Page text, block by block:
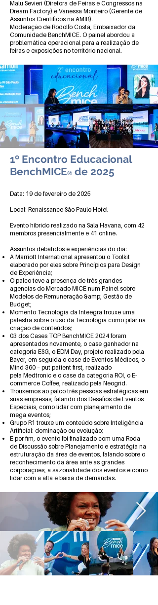
Malu Sevieri (Diretora de Feiras e Congressos na
Dream Factory) e Vanessa Monteiro (Gerente de
Assuntos Científicos na AMIB).
Moderação de Rodolfo Costa, Embaixador da
Comunidade BenchMICE. O painel abordou a
problemática operacional para a realização de
feiras e exposições no território nacional.
1º Encontro Educacional
BenchMICE® de 2025
Data: 19 de fevereiro de 2025
Local: Renaissance São Paulo Hotel
Evento híbrido realizado na Sala Havana, com 42
membros presencialmente e 41 online.
Assuntos debatidos e experiências do dia:
A Marriott International apresentou o Toolkit
elaborado por eles sobre Princípios para Design
de Experiência;
O palco teve a presença de três grandes
agencias do Mercado MICE num Painel sobre
Modelos de Remuneração &amp; Gestão de
Budget;
Momento Tecnologia da Inteegra trouxe uma
palestra sobre o uso da Tecnologia como pilar na
criação de conteúdos;
03 dos Cases TOP BenchMICE 2024 foram
apresentados novamente, o case ganhador na
categoria ESG, o EDM Day, projeto realizado pela
Bayer, em seguida o case de Eventos Médicos, o
Mind 360 – put patient first, realizado
pela Medtronic e o case da categoria ROI, o E-
commerce Coffee, realizado pela Neogrid.
Trouxemos ao palco três pessoas estratégicas em
suas empresas, falando dos Desafios de Eventos
Especiais, como lidar com planejamento de
mega eventos;
Grupo R1 trouxe um conteúdo sobre Inteligência
Artificial: dominação ou evolução;
E por fim, o evento foi finalizado com uma Roda
de Discussão sobre Planejamento e estratégia na
estruturação da área de eventos, falando sobre o
reconhecimento da área ante as grandes
corporações, a sazonalidade dos eventos e como
lidar com a alta e baixa de demandas.